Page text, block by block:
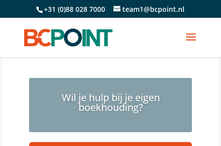
+31 (0)88 028 7000 team1@bcpoint.nl
Wil je hulp bij je eigen
boekhouding?